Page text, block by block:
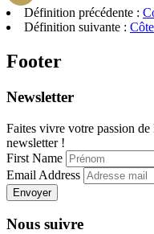
Définition précédente :
Définition suivante :
Footer
Newsletter
Faites vivre votre passion
newsletter !
First Name
Email Address
Envoyer
Nous suivre